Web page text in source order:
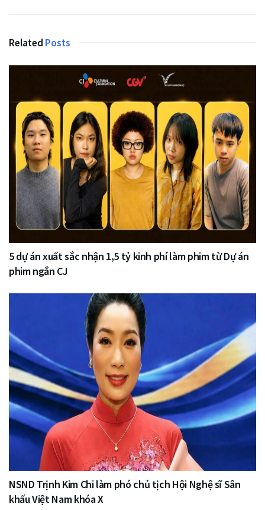
Related Posts
5 dự án xuất sắc nhận 1,5 tỷ kinh phí làm phim từ Dự án
phim ngắn CJ
NSND Trịnh Kim Chi làm phó chủ tịch Hội Nghệ sĩ Sân
khấu Việt Nam khóa X